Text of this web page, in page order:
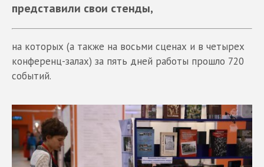
представили свои стенды,
на которых (а также на восьми сценах и в четырех
конференц-залах) за пять дней работы прошло 720
событий.